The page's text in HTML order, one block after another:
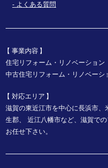
よくある質問
事業内容
住宅リフォーム・リノベーション
中古住宅リフォーム・リノベーシ
対応エリア
滋賀の東近江市を中心に長浜市
生郡、
近江八幡市など、滋賀で
お任せ下さい。